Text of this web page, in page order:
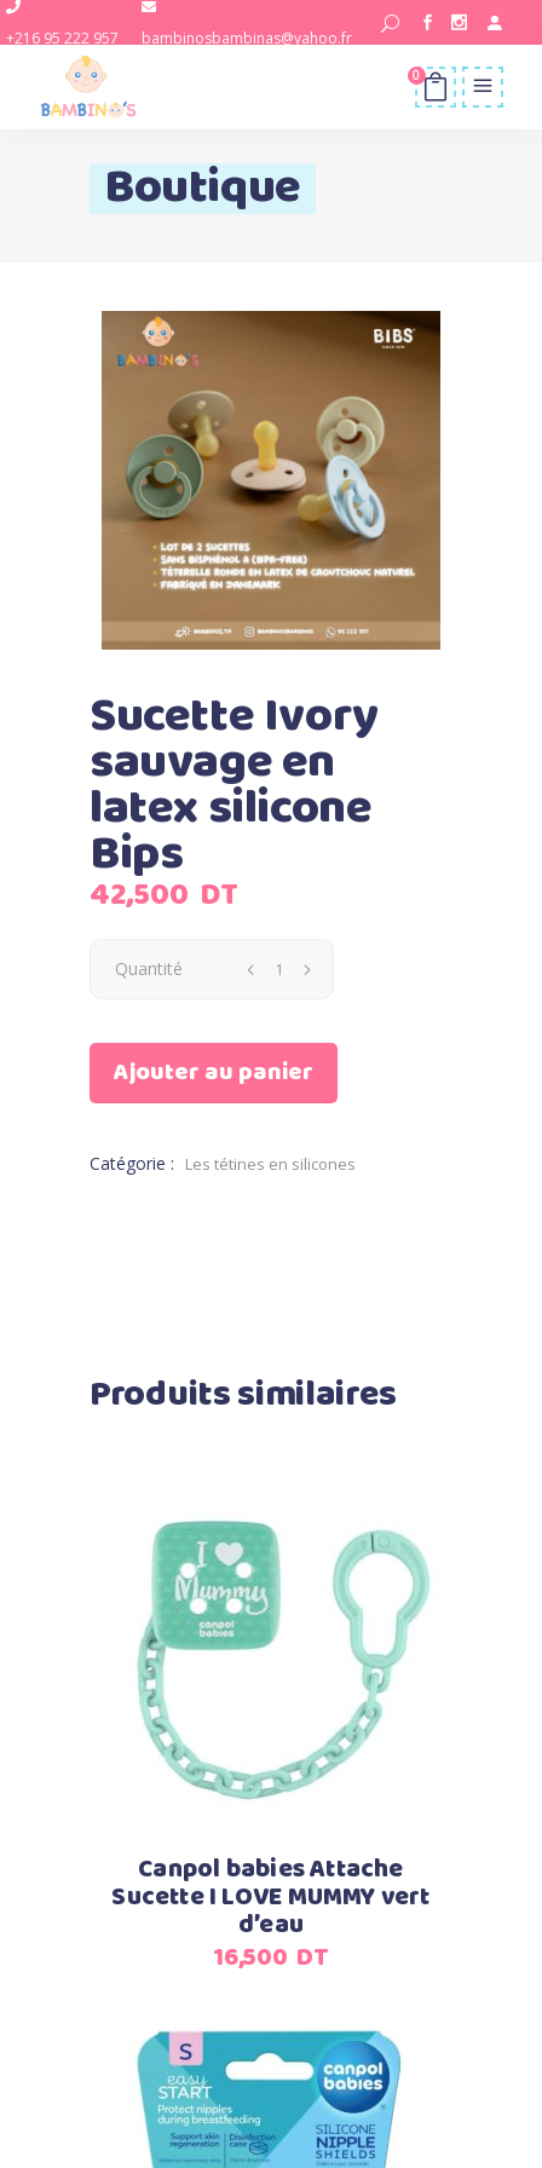
+216 95 222 957 bambinosbambinas@yahoo.fr
0
Boutique
Sucette Ivory
sauvage en
latex silicone
Bips
42,500 DT
Quantité
Ajouter au panier
Catégorie : Les tétines en silicones
Produits similaires
Ajouter au panier
Canpol babies Attache
Sucette I LOVE MUMMY vert
d’eau
16,500 DT